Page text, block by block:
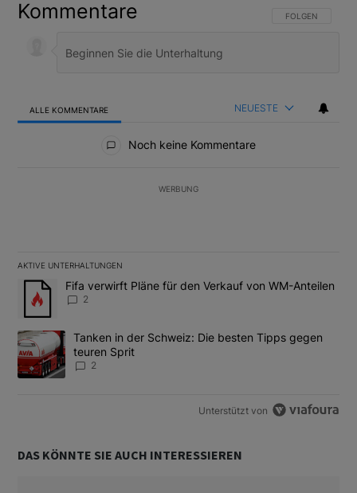
Kommentare FOLGE DIESER
FOLGEN
ALLE KOMMENTARE NEUESTE
Noch keine Kommentare
WERBUNG
AKTIVE UNTERHALTUNGEN
Das Folgende ist eine Liste der am meisten kommentierten
Ein Trendartikel mit dem Titel "Fifa verwirft Pläne für den
Fifa verwirft Pläne für den Verkauf von WM-Anteilen
2
Ein Trendartikel mit dem Titel "Tanken in der Schweiz: Die
Tanken in der Schweiz: Die besten Tipps gegen
teuren Sprit
2
Unterstützt von
DAS KÖNNTE SIE AUCH INTERESSIEREN